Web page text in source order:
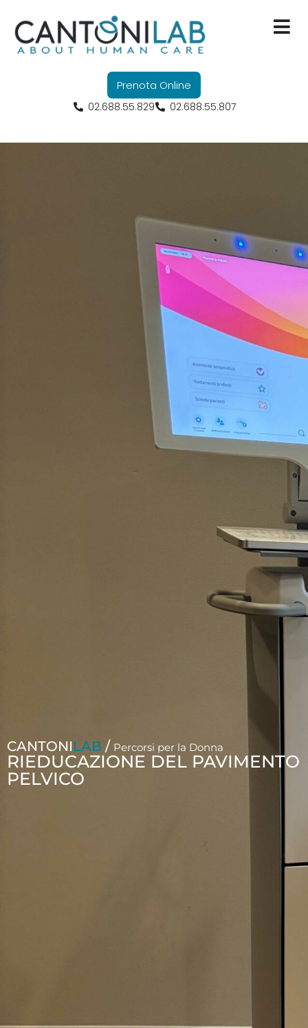
Contatti
Prenota Online
02.688.55.829 02.688.55.807
CANTONILAB / Percorsi per la Donna
RIEDUCAZIONE DEL PAVIMENTO
PELVICO